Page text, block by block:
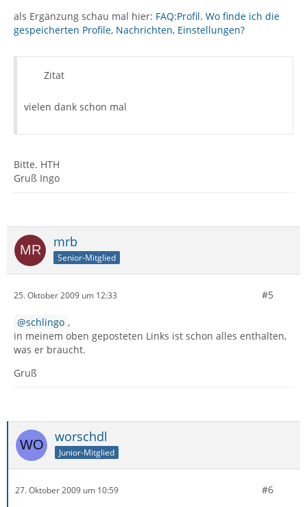
als Ergänzung schau mal hier: FAQ:Profil. Wo finde ich die
gespeicherten Profile, Nachrichten, Einstellungen?
Zitat
vielen dank schon mal
Bitte. HTH
Gruß Ingo
mrb
Senior-Mitglied
25. Oktober 2009 um 12:33 #5
schlingo ,
in meinem oben geposteten Links ist schon alles enthalten,
was er braucht.
Gruß
worschdl
Junior-Mitglied
27. Oktober 2009 um 10:59 #6